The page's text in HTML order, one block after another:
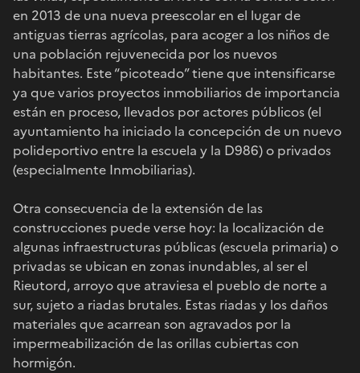
en 2013 de una nueva preescolar en el lugar de
antiguas tierras agrícolas, para acoger a los niños de
una población rejuvenecida por los nuevos
habitantes. Este “picoteado” tiene que intensificarse
ya que varios proyectos inmobiliarios de importancia
están en proceso, llevados por actores públicos (el
ayuntamiento ha iniciado la concepción de un nuevo
polideportivo entre la escuela y la D986) o privados
(especialmente Inmobiliarias).
Otra consecuencia de la extensión de las
construcciones puede verse hoy: la localización de
algunas infraestructuras públicas (escuela primaria) o
privadas se ubican en zonas inundables, al ser el
Rieutord, arroyo que atraviesa el pueblo de norte a
sur, sujeto a riadas brutales. Estas riadas y los daños
materiales que acarrean son agravados por la
impermeabilización de las orillas cubiertas con
hormigón.